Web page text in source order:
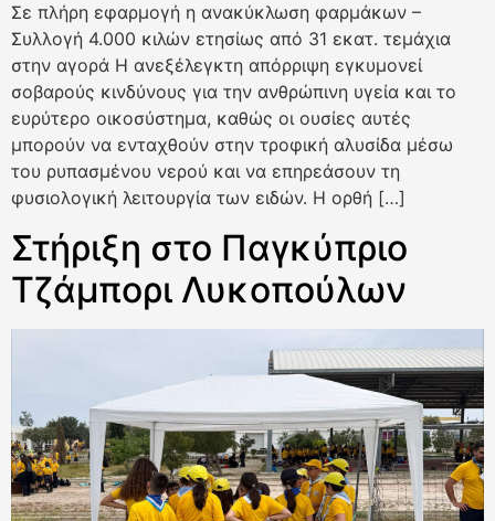
Σε πλήρη εφαρμογή η ανακύκλωση φαρμάκων –
Συλλογή 4.000 κιλών ετησίως από 31 εκατ. τεμάχια
στην αγορά Η ανεξέλεγκτη απόρριψη εγκυμονεί
σοβαρούς κινδύνους για την ανθρώπινη υγεία και το
ευρύτερο οικοσύστημα, καθώς οι ουσίες αυτές
μπορούν να ενταχθούν στην τροφική αλυσίδα μέσω
του ρυπασμένου νερού και να επηρεάσουν τη
φυσιολογική λειτουργία των ειδών. Η ορθή […]
Στήριξη στο Παγκύπριο
Τζάμπορι Λυκοπούλων